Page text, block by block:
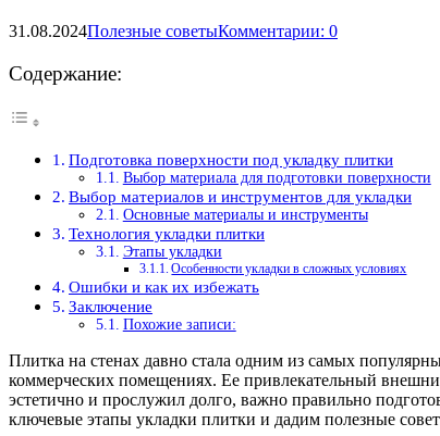
31.08.2024Полезные советыКомментарии: 0
Содержание:
Подготовка поверхности под укладку плитки
Выбор материала для подготовки поверхности
Выбор материалов и инструментов для укладки
Основные материалы и инструменты
Технология укладки плитки
Этапы укладки
Особенности укладки в сложных условиях
Ошибки и как их избежать
Заключение
Похожие записи:
Плитка на стенах давно стала одним из самых
коммерческих помещениях. Ее привлекательный
эстетично и прослужил долго, важно правильно
ключевые этапы укладки плитки и дадим полезные